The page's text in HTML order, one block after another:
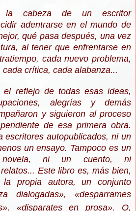
la cabeza de un escritor
adentrarse en el mundo de
qué pasa después, una vez
al tener que enfrentarse en
cada nuevo problema,
crítica, cada alabanza...
reflejo de todas esas ideas,
alegrías y demás
y siguieron al proceso
de esa primera obra.
escritores autopublicados, ni un
un ensayo. Tampoco es un
ni un cuento, ni
Este libro es, más bien,
propia autora, un conjunto
dialogadas», «desparrames
», «disparates en prosa». O,